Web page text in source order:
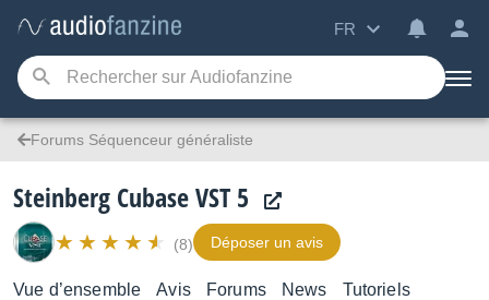
FR
Forums Séquenceur généraliste
Steinberg Cubase VST 5
(8) Déposer un avis
Vue d’ensemble Avis Forums News Tutoriels